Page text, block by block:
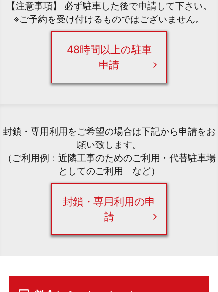
【注意事項】 必ず駐車した後で申請して下さい。
※ご予約を受け付けるものではございません。
48時間以上の駐車
申請
封鎖・専用利用をご希望の場合は下記から申請をお
願い致します。
（ご利用例：近隣工事のためのご利用・代替駐車場
としてのご利用 など）
封鎖・専用利用の申
請